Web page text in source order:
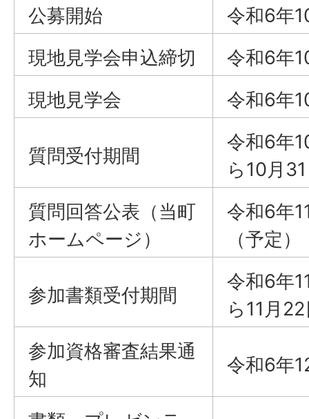
公募開始
令和6年
現地見学会申込締切
令和6年
現地見学会
令和6年
質問受付期間
令和6年
ら10月
質問回答公表（当町
ホームページ）
令和6年
（予定）
参加書類受付期間
令和6年
ら11月
参加資格審査結果通
知
令和6年